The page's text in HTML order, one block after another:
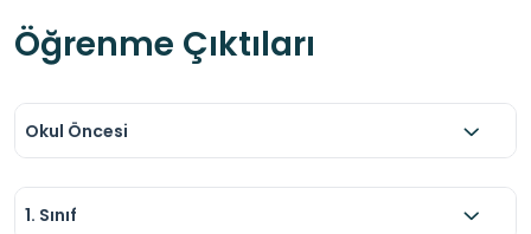
Öğrenme Çıktıları
Okul Öncesi
1. Sınıf